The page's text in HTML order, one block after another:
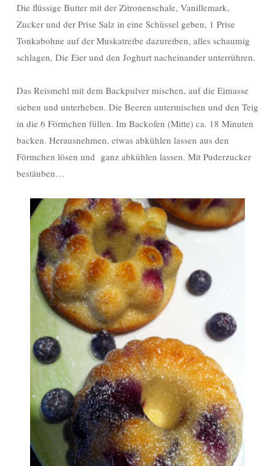
Die flüssige Butter mit der Zitronenschale, Vanillemark,
Zucker und der Prise Salz in eine Schüssel geben, 1 Prise
Tonkabohne auf der Muskatreibe dazureiben, alles schaumig
schlagen, Die Eier und den Joghurt nacheinander unterrühren.
Das Reismehl mit dem Backpulver mischen, auf die Eimasse
sieben und unterheben. Die Beeren untermischen und den Teig
in die 6 Förmchen füllen. Im Backofen (Mitte) ca. 18 Minuten
backen. Herausnehmen, etwas abkühlen lassen aus den
Förmchen lösen und ganz abkühlen lassen. Mit Puderzucker
bestäuben…